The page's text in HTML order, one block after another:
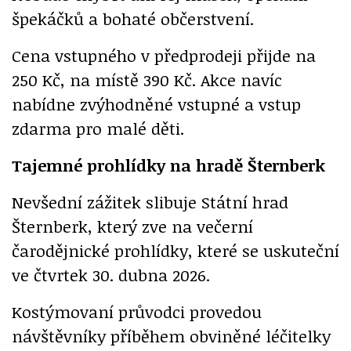
špekáčků a bohaté občerstvení.
Cena vstupného v předprodeji přijde na
250 Kč, na místě 390 Kč. Akce navíc
nabídne zvýhodněné vstupné a vstup
zdarma pro malé děti.
Tajemné prohlídky na hradě Šternberk
Nevšední zážitek slibuje Státní hrad
Šternberk, který zve na večerní
čarodějnické prohlídky, které se uskuteční
ve čtvrtek 30. dubna 2026.
Kostýmovaní průvodci provedou
návštěvníky příběhem obviněné léčitelky